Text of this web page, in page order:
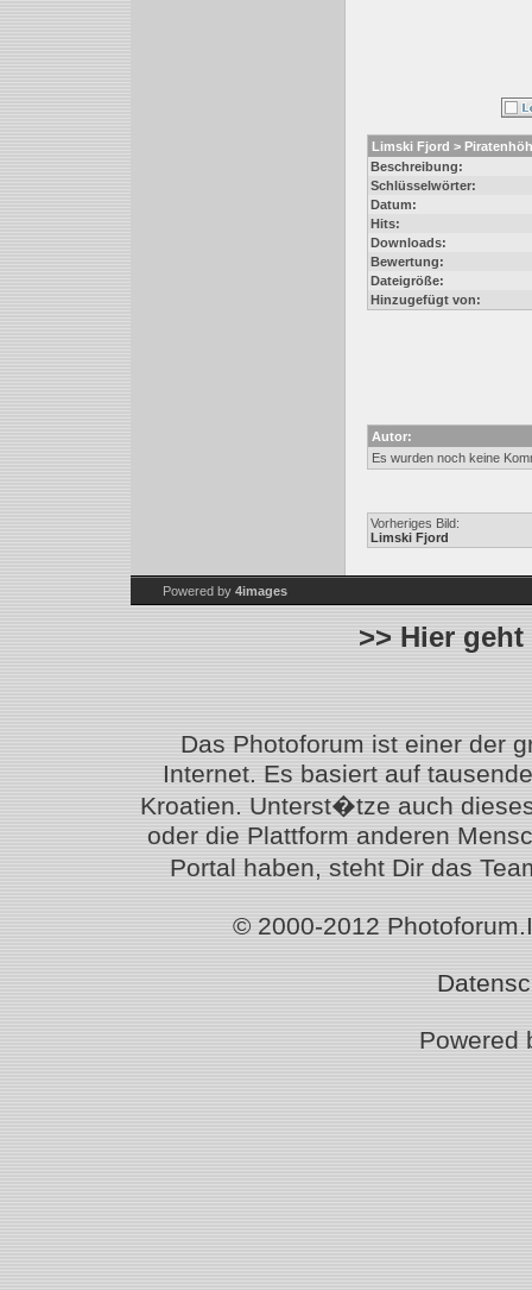
Limski Fjord >
Beschreibung:
Schlüsselwörter:
Datum:
Hits:
Downloads:
Bewertung:
Dateigröße:
Hinzugefügt von:
Autor:
Es wurden noch keine
Vorheriges Bild:
Limski Fjord
Powered by 4images
>> Hier
Das Photoforum ist einer der
Internet. Es basiert auf
Kroatien. Unterst�tze auch
oder die Plattform anderen
Portal haben, steht Dir das
© 2000-2012
Powered